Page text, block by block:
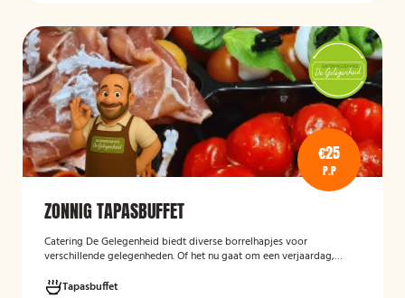
€25
P.P
ZONNIG TAPASBUFFET
Catering De Gelegenheid biedt diverse borrelhapjes voor
verschillende gelegenheden. Of het nu gaat om een verjaardag,
Hieronder ziet u een selectie uit ons aanbod. Het zonnig tapasbuffet
Tapasbuffet